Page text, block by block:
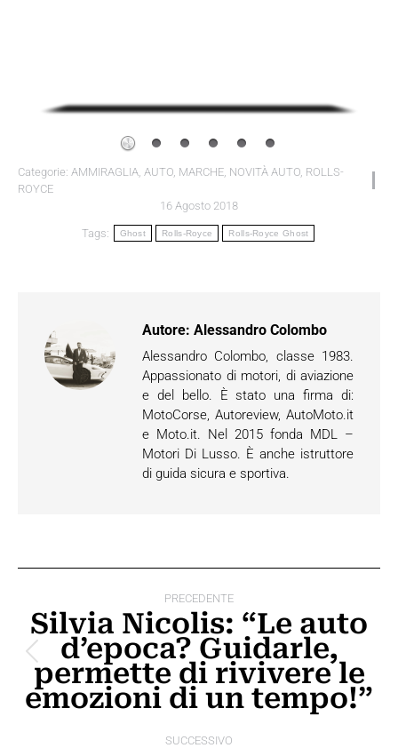
Categorie: AMMIRAGLIA, AUTO, MARCHE, NOVITÀ AUTO, ROLLS-
ROYCE
16 Agosto 2018
Tags: Ghost Rolls-Royce Rolls-Royce Ghost
Autore: Alessandro Colombo
Alessandro Colombo, classe 1983.
Appassionato di motori, di aviazione
e del bello. È stato una firma di:
MotoCorse, Autoreview, AutoMoto.it
e Moto.it. Nel 2015 fonda MDL –
Motori Di Lusso. È anche istruttore
di guida sicura e sportiva.
tra
post
PRECEDENTE
Post
precedente:
Silvia Nicolis: “Le auto
d’epoca? Guidarle,
permette di rivivere le
emozioni di un tempo!”
SUCCESSIVO